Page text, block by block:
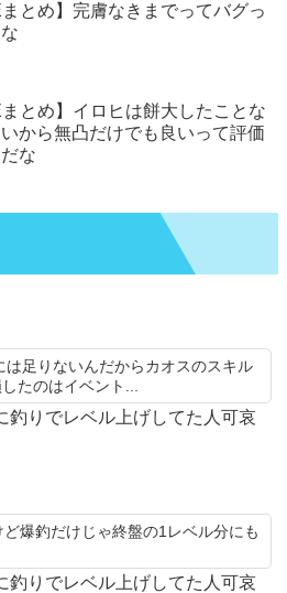
まとめ】完膚なきまでってバグっ
まとめ】イロヒは餅大したことな
から無凸だけでも良いって評価
な
足りないんだからカオスのスキル
たのはイベント...
釣りでレベル上げしてた人可哀
爆釣だけじゃ終盤の1レベル分にも
釣りでレベル上げしてた人可哀